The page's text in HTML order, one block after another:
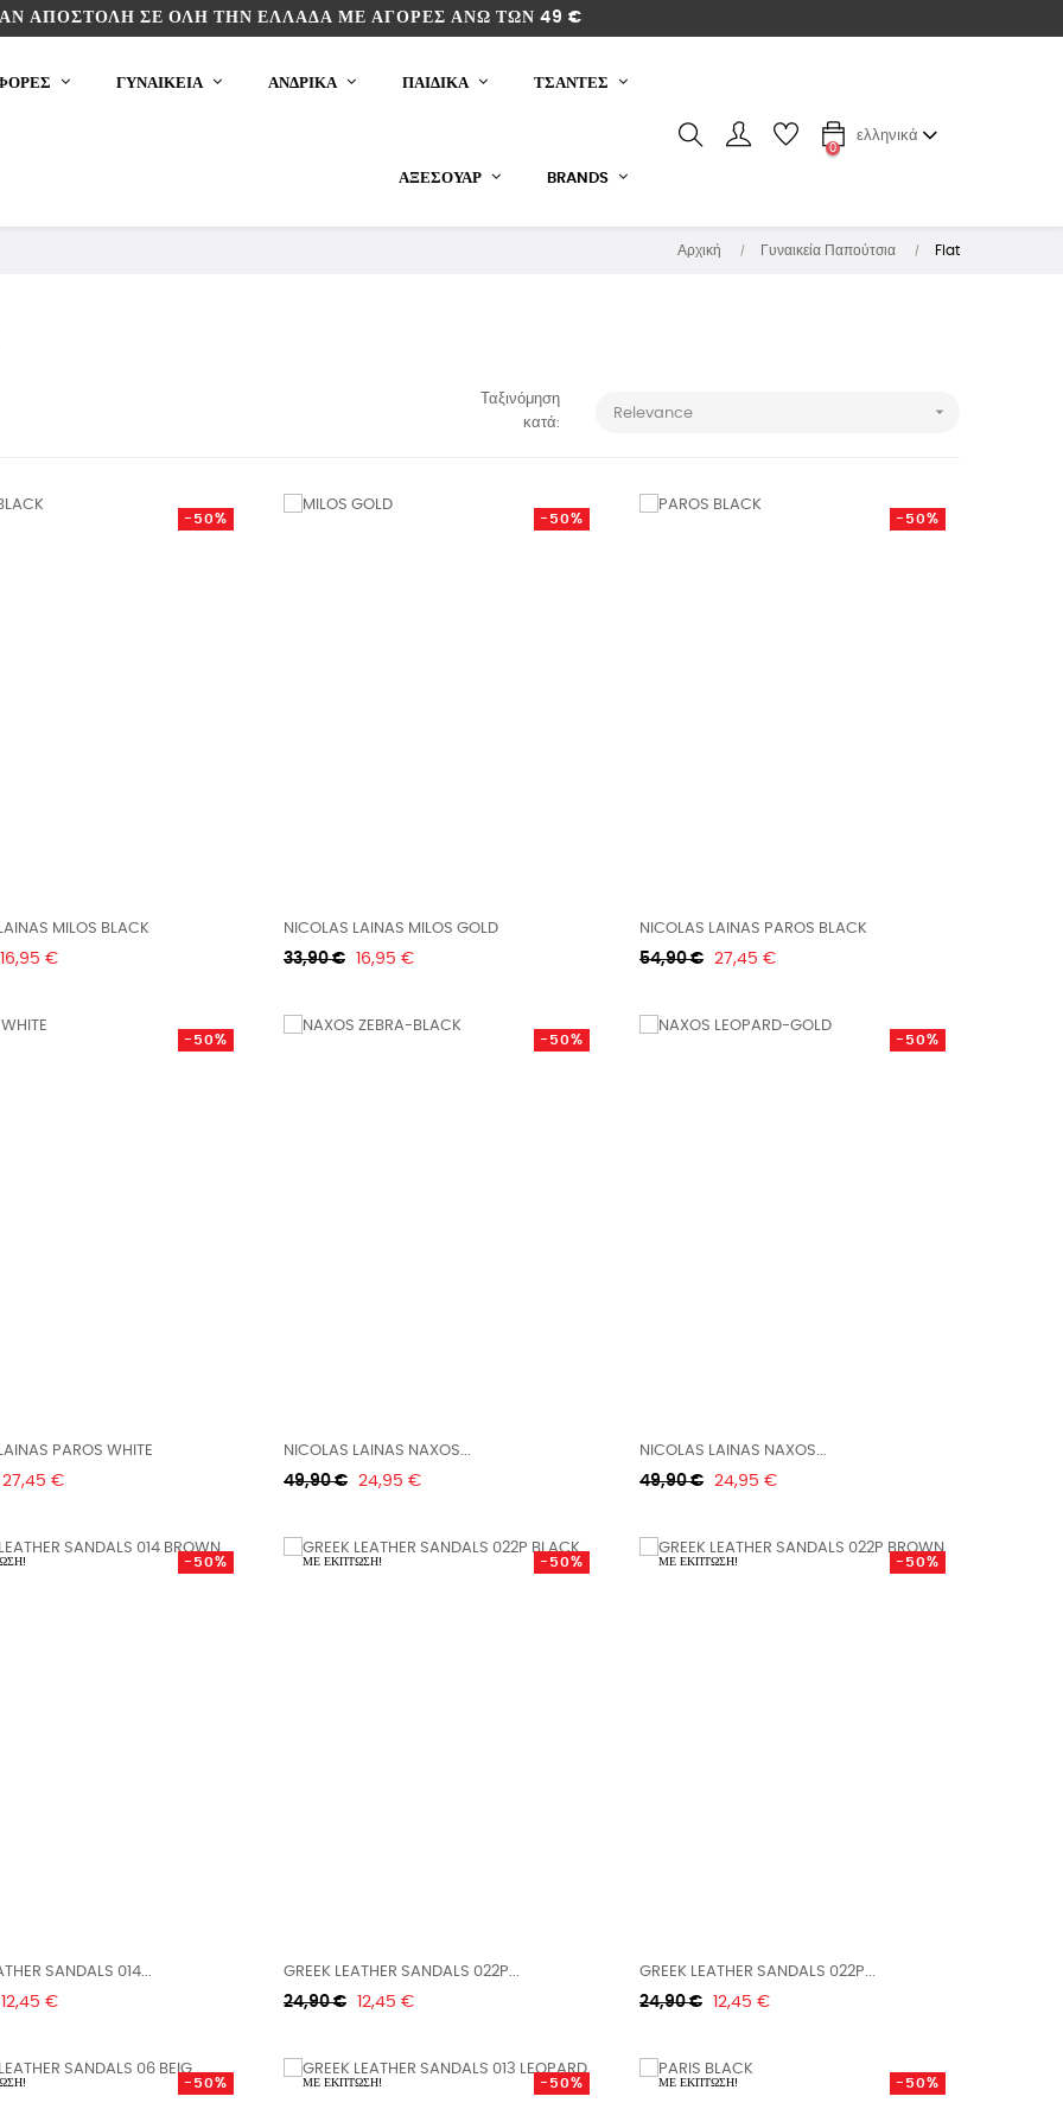
ΑΠΟΣΤΟΛΉ ΣΕ ΌΛΗ ΤΗΝ ΕΛΛΆΔΑ ΜΕ ΑΓΟΡΈΣ ΆΝΩ ΤΩΝ 49 €
ΓΥΝΑΙΚΕΙΑ ΑΝΔΡΙΚΑ ΠΑΙΔΙΚΆ ΤΣΑΝΤΕΣ
ΑΞΕΣΟΥΆΡ BRANDS
0
ελληνικά
Αρχική Γυναικεία Παπούτσια Flat
Ταξινόμηση
κατά:
Relevance 
MILOS BLACK
-50%
Τιμή
16,95 €
NICOLAS LAINAS MILOS GOLD
Κανονική
33,90 €
-50%
Τιμή
16,95 €
NICOLAS LAINAS PAROS BLACK
Κανονική
54,90 €
-50%
Τιμή
27,45 €
PAROS WHITE
-50%
Τιμή
27,45 €
NICOLAS LAINAS NAXOS...
Κανονική
49,90 €
-50%
Τιμή
24,95 €
NICOLAS LAINAS NAXOS...
Κανονική
49,90 €
-50%
Τιμή
24,95 €
GREEK LEATHER SANDALS 014...
-50%
Τιμή
12,45 €
ΜΕ ΈΚΠΤΩΣΗ!
GREEK LEATHER SANDALS 022P...
Κανονική
24,90 €
-50%
Τιμή
12,45 €
ΜΕ ΈΚΠΤΩΣΗ!
GREEK LEATHER SANDALS 022P...
Κανονική
24,90 €
-50%
Τιμή
12,45 €
-50% ΜΕ ΈΚΠΤΩΣΗ! -50% ΜΕ ΈΚΠΤΩΣΗ! -50%